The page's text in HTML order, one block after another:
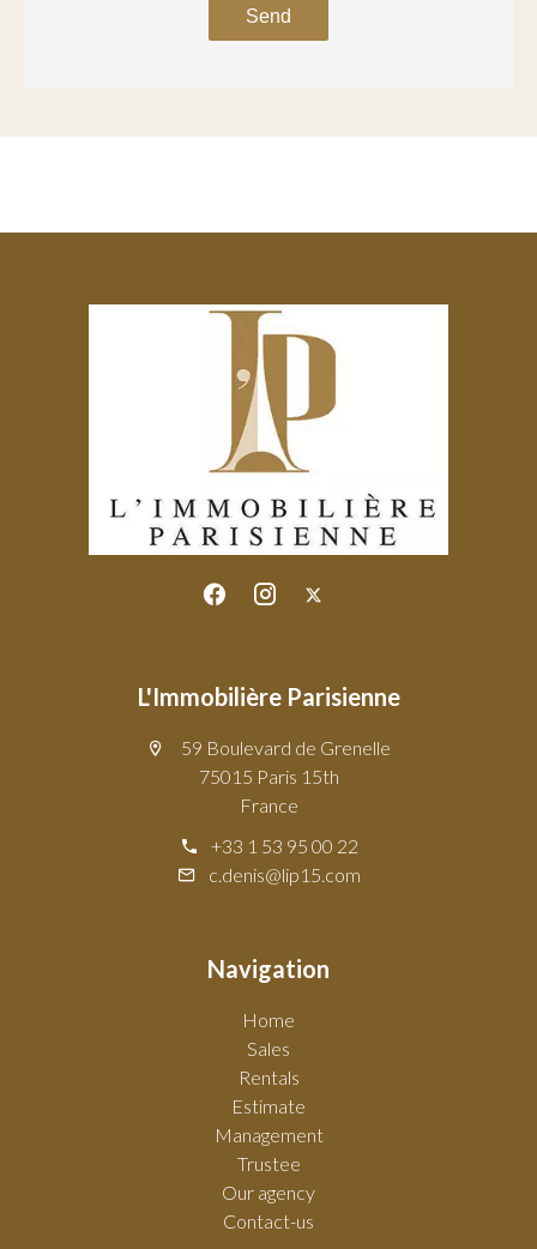
Send
L'Immobilière Parisienne
59 Boulevard de Grenelle
75015 Paris 15th
France
+33 1 53 95 00 22
c.denis@lip15.com
Navigation
Home
Sales
Rentals
Estimate
Management
Trustee
Our agency
Contact-us